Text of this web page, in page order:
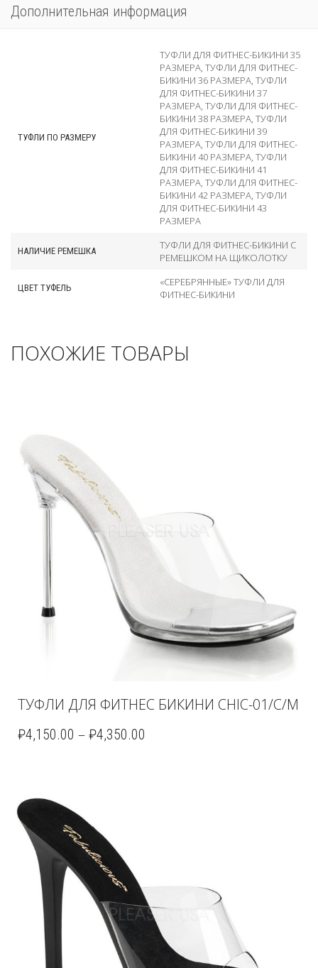
Дополнительная информация
ТУФЛИ ПО РАЗМЕРУ
ТУФЛИ ДЛЯ ФИТНЕС-БИКИНИ 35
РАЗМЕРА, ТУФЛИ ДЛЯ ФИТНЕС-
БИКИНИ 36 РАЗМЕРА, ТУФЛИ
ДЛЯ ФИТНЕС-БИКИНИ 37
РАЗМЕРА, ТУФЛИ ДЛЯ ФИТНЕС-
БИКИНИ 38 РАЗМЕРА, ТУФЛИ
ДЛЯ ФИТНЕС-БИКИНИ 39
РАЗМЕРА, ТУФЛИ ДЛЯ ФИТНЕС-
БИКИНИ 40 РАЗМЕРА, ТУФЛИ
ДЛЯ ФИТНЕС-БИКИНИ 41
РАЗМЕРА, ТУФЛИ ДЛЯ ФИТНЕС-
БИКИНИ 42 РАЗМЕРА, ТУФЛИ
ДЛЯ ФИТНЕС-БИКИНИ 43
РАЗМЕРА
НАЛИЧИЕ РЕМЕШКА
ТУФЛИ ДЛЯ ФИТНЕС-БИКИНИ С
РЕМЕШКОМ НА ЩИКОЛОТКУ
ЦВЕТ ТУФЕЛЬ
«СЕРЕБРЯННЫЕ» ТУФЛИ ДЛЯ
ФИТНЕС-БИКИНИ
ПОХОЖИЕ ТОВАРЫ
ТУФЛИ ДЛЯ ФИТНЕС БИКИНИ CHIC-01/C/M
₽4,150.00 – ₽4,350.00